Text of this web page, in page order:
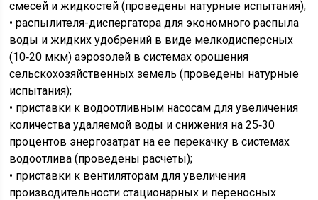
смесей и жидкостей (проведены натурные испытания);
• распылителя-диспергатора для экономного распыла
воды и жидких удобрений в виде мелкодисперсных
(10‑20 мкм) аэрозолей в системах орошения
сельскохозяйственных земель (проведены натурные
испытания);
• приставки к водоотливным насосам для увеличения
количества удаляемой воды и снижения на 25‑30
процентов энергозатрат на ее перекачку в системах
водоотлива (проведены расчеты);
• приставки к вентиляторам для увеличения
производительности стационарных и переносных